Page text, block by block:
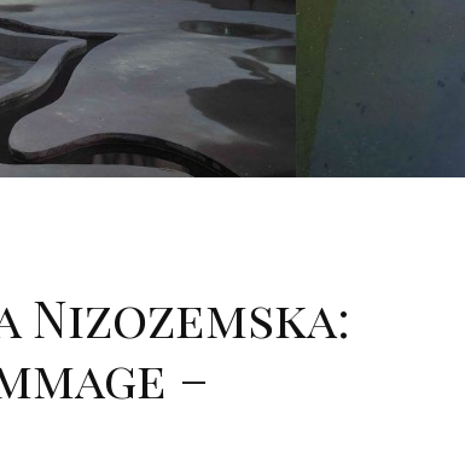
–